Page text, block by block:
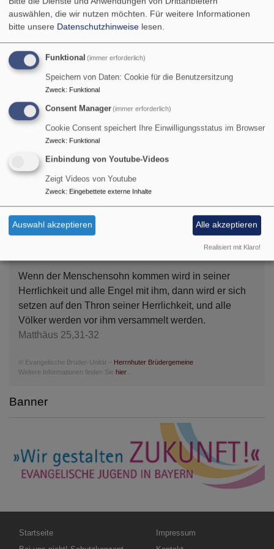
"Datenschutz".
Sprechen Sie uns bei Fragen oder Unklarheiten gerne
an!
Tageslosung
Der HERR hat seinen Thron im Himmel errichtet, und
sein Reich herrscht über alles.
Wenn der Menschensohn kommen wird in seiner
Herrlichkeit und alle Engel mit ihm, dann wird er sich
setzen auf den Thron seiner Herrlichkeit, und alle
Völker werden vor ihm versammelt werden.
Matthäus 25,31-32
© Evangelische Brüder-Unität – Herrnhuter Brüdergemeine
Weitere Informationen finden Sie hier
Banner
Hauptnavigation
Startseite
Fußbereichsmenü
Impressum
auswählen, die wir nutzen möchten. Für weitere Informationen
bitte unsere Datenschutzhinweise lesen.
Funktional (immer erforderlich)
Speichern von Daten: Cookie für die Benutzersitzung
Zweck: Funktional
Consent Manager(immer erforderlich)
Cookie Consent speichert Ihre Einwilligungsstatus im Browser
Zweck: Funktional
Einbindung von Youtube-Videos
Zeigt Videos von Youtube
Zweck: Eingebettete externe Inhalte
Auswahl akzeptieren Alle akzeptieren
Realisiert mit Klaro!